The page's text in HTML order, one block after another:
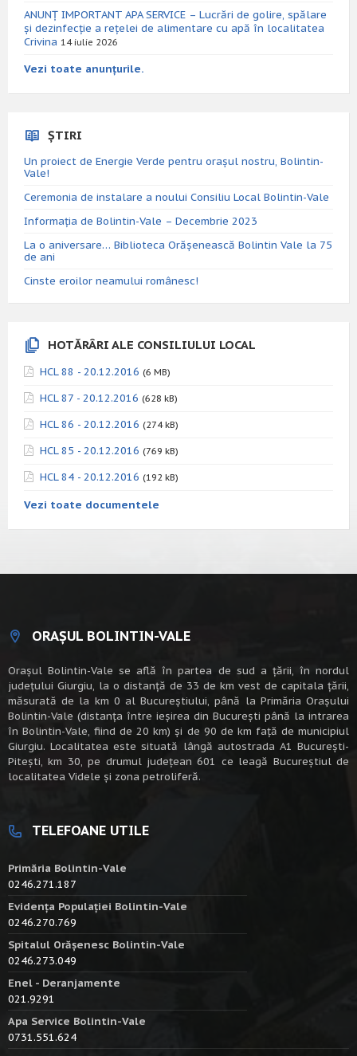
ANUNȚ IMPORTANT APA SERVICE – Lucrări de golire, spălare
și dezinfecție a rețelei de alimentare cu apă în localitatea
Crivina 14 iulie 2026
Vezi toate anunțurile.
ȘTIRI
Un proiect de Energie Verde pentru orașul nostru, Bolintin-
Vale!
Ceremonia de instalare a noului Consiliu Local Bolintin-Vale
Informația de Bolintin-Vale – Decembrie 2023
La o aniversare… Biblioteca Orăşenească Bolintin Vale la 75
de ani
Cinste eroilor neamului românesc!
HOTĂRÂRI ALE CONSILIULUI LOCAL
HCL 88 - 20.12.2016 (6 MB)
HCL 87 - 20.12.2016 (628 kB)
HCL 86 - 20.12.2016 (274 kB)
HCL 85 - 20.12.2016 (769 kB)
HCL 84 - 20.12.2016 (192 kB)
Vezi toate documentele
ORAȘUL BOLINTIN-VALE
Oraşul Bolintin-Vale se află în partea de sud a ţării, în nordul
judeţului Giurgiu, la o distanţă de 33 de km vest de capitala țării,
măsurată de la km 0 al Bucureștiului, până la Primăria Orașului
Bolintin-Vale (distanța între ieșirea din București până la intrarea
în Bolintin-Vale, fiind de 20 km) şi de 90 de km faţă de municipiul
Giurgiu. Localitatea este situată lângă autostrada A1 Bucureşti-
Piteşti, km 30, pe drumul judeţean 601 ce leagă Bucureştiul de
localitatea Videle şi zona petroliferă.
TELEFOANE UTILE
Primăria Bolintin-Vale
0246.271.187
Evidența Populației Bolintin-Vale
0246.270.769
Spitalul Orășenesc Bolintin-Vale
0246.273.049
Enel - Deranjamente
021.9291
Apa Service Bolintin-Vale
0731.551.624